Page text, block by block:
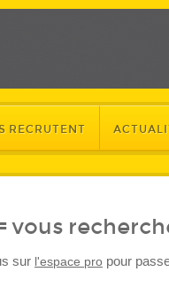
RECRUTENT
vous
sur l'espace pro pour